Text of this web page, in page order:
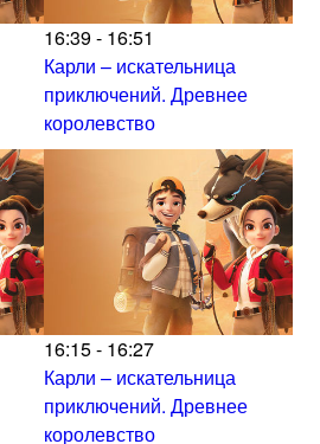
16:39 - 16:51
Карли – искательница
приключений. Древнее
королевство
16:15 - 16:27
Карли – искательница
приключений. Древнее
королевство